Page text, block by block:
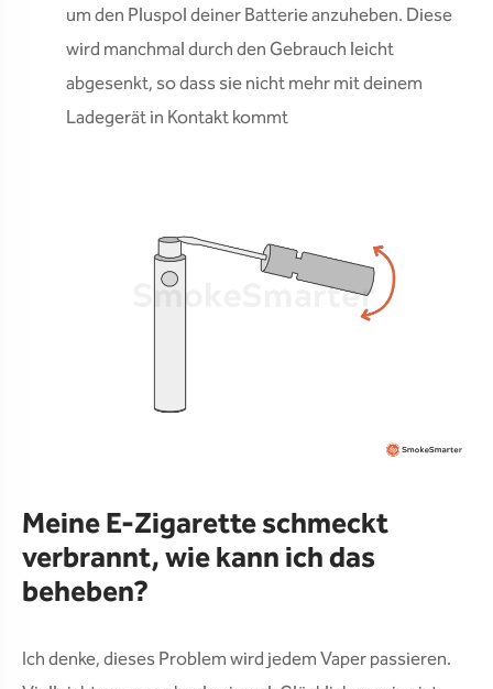
um den Pluspol deiner Batterie anzuheben. Diese
wird manchmal durch den Gebrauch leicht
abgesenkt, so dass sie nicht mehr mit deinem
Ladegerät in Kontakt kommt
Meine E-Zigarette schmeckt
verbrannt, wie kann ich das
beheben?
Ich denke, dieses Problem wird jedem Vaper passieren.